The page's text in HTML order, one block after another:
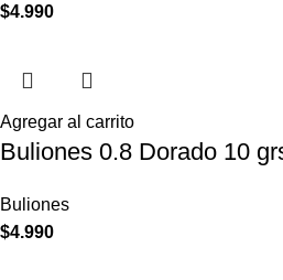
$4.990
Agregar al carrito
Buliones 0.8 Dorado 10
Buliones
$4.990